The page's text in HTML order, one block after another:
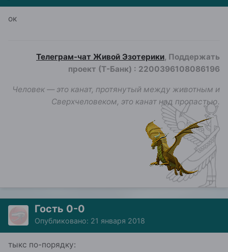
ок
Телеграм-чат Живой Эзотерики, Поддержать
проект (Т-Банк) : 2200396108086196
Человек — это канат, протянутый между животным и
Сверхчеловеком, это канат над пропастью.
Гость 0-0
Опубликовано: 21 января 2018
тыкс по-порядку: